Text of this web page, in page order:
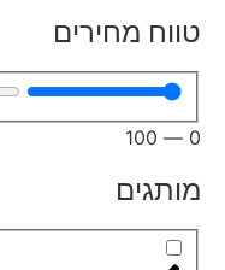
טווח מחירים
0
—
100
מותגים